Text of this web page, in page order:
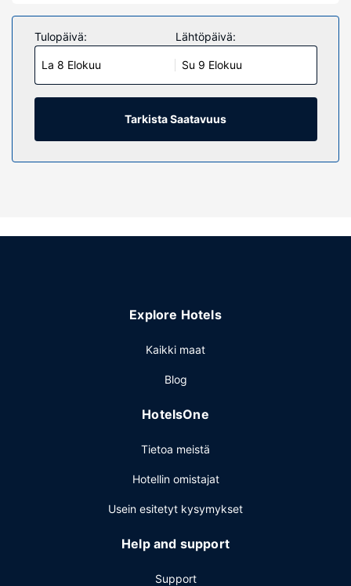
Tässä majoituspaikassa on 7 huonetta, joiden varusteluun
kuuluu muun muassa keittiö. Mukavuuksiin kuuluu 48-
tuumainen taulutelevisio ja digitaalikanavat. Käytössäsi on
myös ilmainen langaton internetyhteys. Huone siivotaan
päivittäin. Huoneissa on oleskelualue ja mikroaaltouuni.
Kiinteistön miellyttävyys
Hyödynnä terassi, puutarha ja ilmainen langaton
Palveluihin kuuluu ilmainen pysäköinti.
Tulopäivä:
La 8 Elokuu
Lähtöpäivä:
Su 9 Elokuu
Tarkista Saatavuus
Explore Hotels
Kaikki maat
Blog
HotelsOne
Tietoa meistä
Hotellin omistajat
Usein esitetyt kysymykset
Help and support
Support